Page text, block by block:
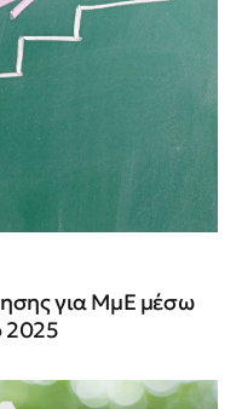
για ΜμΕ μέσω
2025